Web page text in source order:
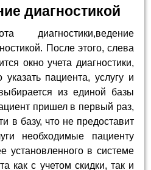
диагностикой
После этого, слева
окно учета диагностики,
пациента, услугу и
из единой базы
пришел в первый раз,
в базу, что не предоставит
необходимые пациенту
установленного в системе
как с учетом скидки, так и